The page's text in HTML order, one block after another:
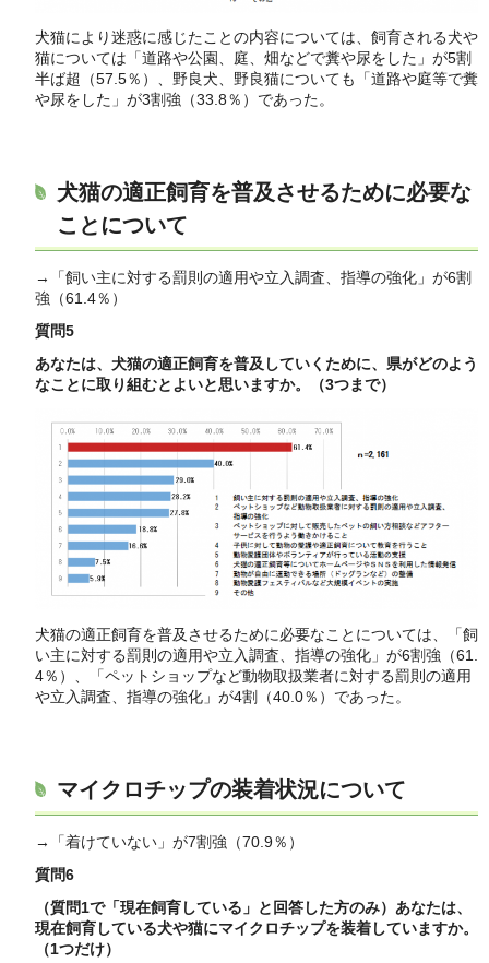
犬猫により迷惑に感じたことの内容については、飼育される犬や
猫については「道路や公園、庭、畑などで糞や尿をした」が5割
半ば超（57.5％）、野良犬、野良猫についても「道路や庭等で糞
や尿をした」が3割強（33.8％）であった。
犬猫の適正飼育を普及させるために必要な
ことについて
→「飼い主に対する罰則の適用や立入調査、指導の強化」が6割
強（61.4％）
質問5
あなたは、犬猫の適正飼育を普及していくために、県がどのよう
なことに取り組むとよいと思いますか。（3つまで）
犬猫の適正飼育を普及させるために必要なことについては、「飼
い主に対する罰則の適用や立入調査、指導の強化」が6割強（61.
4％）、「ペットショップなど動物取扱業者に対する罰則の適用
や立入調査、指導の強化」が4割（40.0％）であった。
マイクロチップの装着状況について
→「着けていない」が7割強（70.9％）
質問6
（質問1で「現在飼育している」と回答した方のみ）あなたは、
現在飼育している犬や猫にマイクロチップを装着していますか。
（1つだけ）